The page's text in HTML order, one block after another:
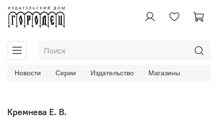
Новости Серии Издательство Магазины
Кремнева Е. В.